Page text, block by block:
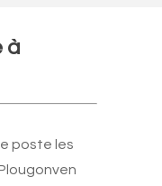
à
poste les